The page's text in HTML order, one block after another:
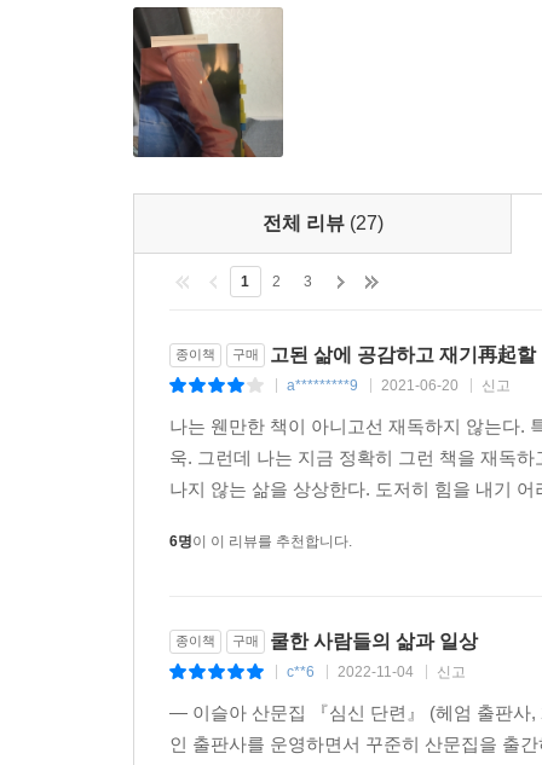
전체 리뷰 (27)
1 2 3
종이책 구매 고된 삶에 공감하고 재기再起
a*********9 2021-06-20 신고
나는 웬만한 책이 아니고선 재독하지 않는다.
욱. 그런데 나는 지금 정확히 그런 책을 재독
나지 않는 삶을 상상한다. 도저히 힘을 내기
6명이 이 리뷰를 추천합니다.
종이책 구매 쿨한 사람들의 삶과 일상
c**6 2022-11-04 신고
― 이슬아 산문집 『심신 단련』 (헤엄 출판사,
인 출판사를 운영하면서 꾸준히 산문집을 출